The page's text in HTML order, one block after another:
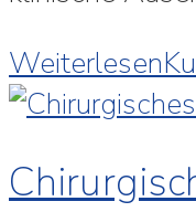
Weiterlesen